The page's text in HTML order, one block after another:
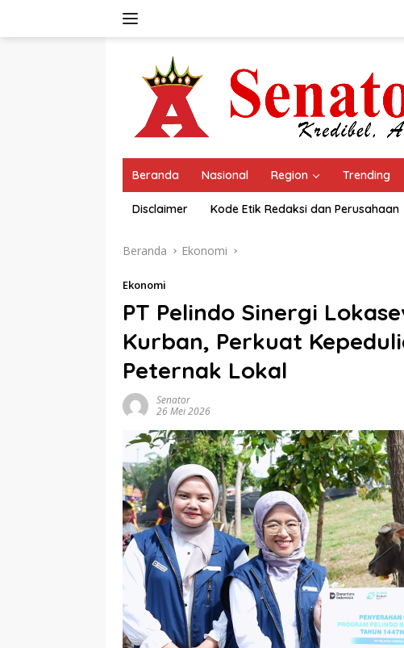
Beranda Nasional Region Trending
Disclaimer Kode Etik Redaksi dan Perusahaan
Beranda Ekonomi
Ekonomi
PT Pelindo Sinergi
Kurban, Perkuat
Peternak Lokal
Senator
26 Mei 2026